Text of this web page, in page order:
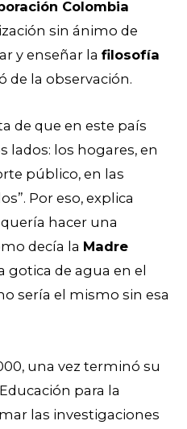
Colombia
sin ánimo de
y enseñar la filosofía
de la observación.
de que en este país
lados: los hogares, en
público, en las
Por eso, explica
hacer una
decía la Madre
gotica de agua en el
sería el mismo sin esa
una vez terminó su
para la
las investigaciones